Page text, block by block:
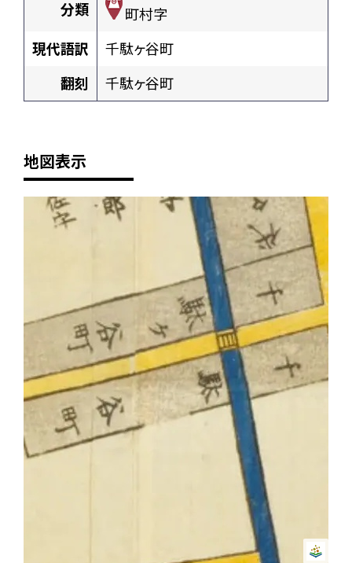
分類
町村字
現代語訳
千駄ヶ谷町
翻刻
千駄ヶ谷町
地図表示